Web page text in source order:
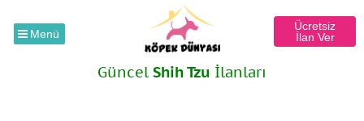
Menü
Ücretsiz
İlan Ver
Güncel Shih Tzu İlanları